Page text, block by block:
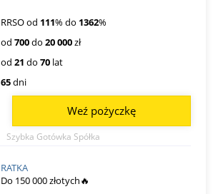
RRSO od 111% do 1362%
od 700do 20 000zł
od 21 do 70 lat
65dni
Szybka Gotówka Spółka
Weź pożyczkę
RATKA
Do 150 000 złotych🔥